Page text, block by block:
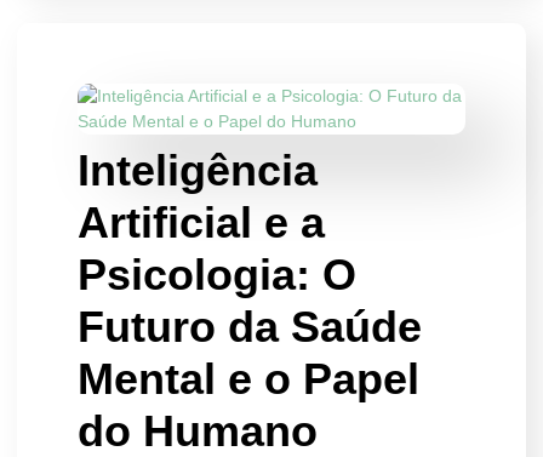
Inteligência
Artificial e a
Psicologia: O
Futuro da Saúde
Mental e o Papel
do Humano